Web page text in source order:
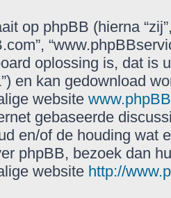
op phpBB (hierna
oplossing is, dat is
en kan gedownload
website
gebaseerde
en/of de houding wat
phpBB, bezoek dan
website http://